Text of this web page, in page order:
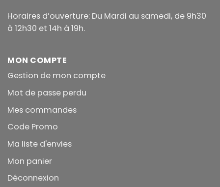
Horaires d’ouverture: Du Mardi au samedi, de 9h30
à 12h30 et 14h à 19h.
MON COMPTE
Gestion de mon compte
Mot de passe perdu
Mes commandes
Code Promo
Ma liste d'envies
Mon panier
Déconnexion